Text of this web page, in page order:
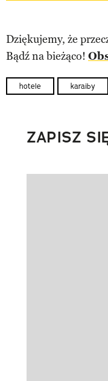
Dziękujemy, że
Bądź na bieżąco!
hotele karaiby
ZAPISZ